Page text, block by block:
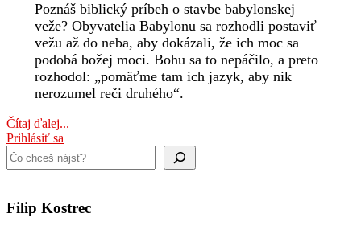
Poznáš biblický príbeh o stavbe babylonskej
veže? Obyvatelia Babylonu sa rozhodli postaviť
vežu až do neba, aby dokázali, že ich moc sa
podobá božej moci. Bohu sa to nepáčilo, a preto
rozhodol: „pomäťme tam ich jazyk, aby nik
nerozumel reči druhého“.
Čítaj ďalej...
Prihlásiť sa
Hľadať
Filip Kostrec